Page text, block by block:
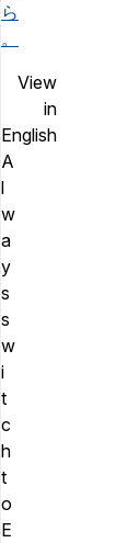
ら
。
View
in
English
A
l
w
a
y
s
s
w
i
t
c
h
t
o
E